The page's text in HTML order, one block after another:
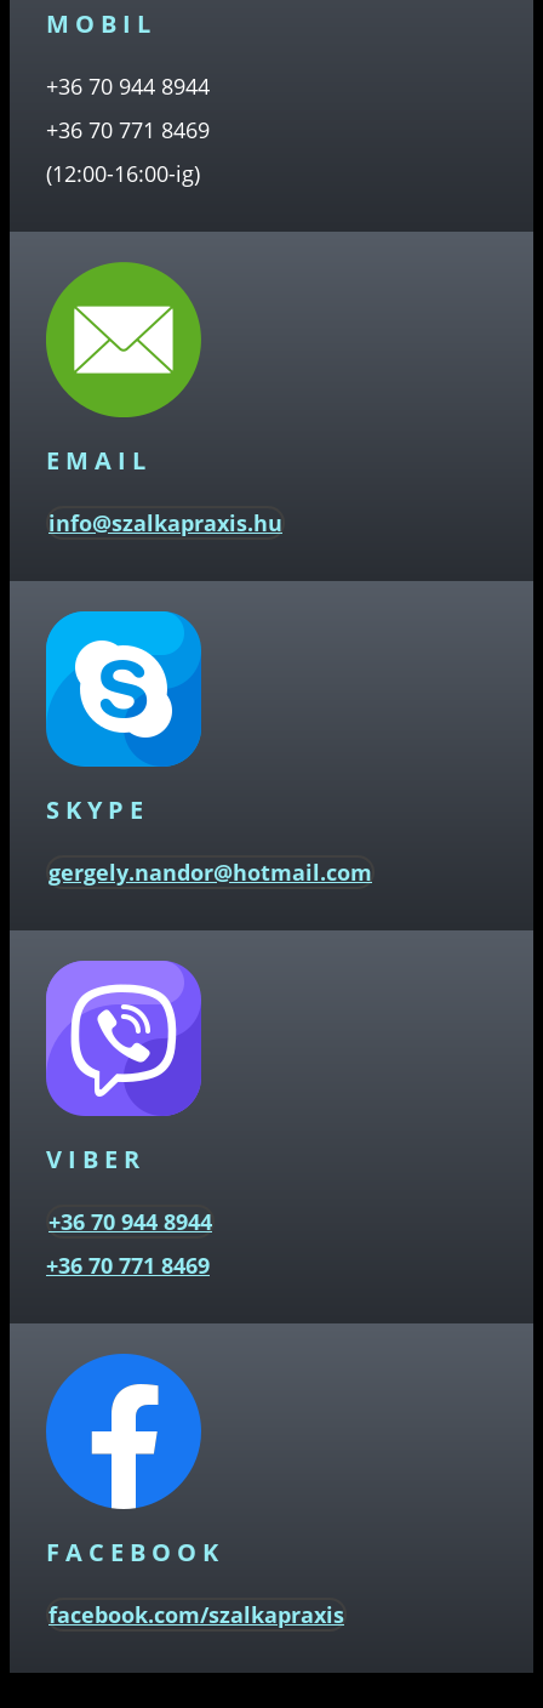
MOBIL
+36 70 944 8944
+36 70 771 8469
(12:00-16:00-ig)
EMAIL
info@szalkapraxis.hu
SKYPE
gergely.nandor@hotmail.com
VIBER
+36 70 944 8944
+36 70 771 8469
FACEBOOK
facebook.com/szalkapraxis